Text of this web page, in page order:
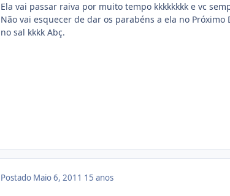
Ela vai passar raiva por muito tempo kkkkkkkk e vc
Não vai esquecer de dar os parabéns a ela no
no sal kkkk Abç.
Postado Maio 6, 2011 15 anos